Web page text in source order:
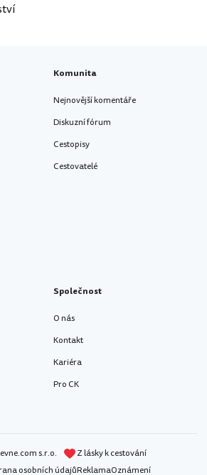
Komunita
Nejnovější komentáře
Diskuzní fórum
Cestopisy
Cestovatelé
Společnost
O nás
Kontakt
Kariéra
Pro CK
s.r.o.
Z lásky k cestování
osobních údajůReklamaOznámení